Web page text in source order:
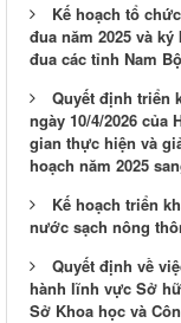
Kế hoạch tổ
đua năm 2025 và
đua các tỉnh Nam Bộ
Quyết định triển
ngày 10/4/2026 của
gian thực hiện và
hoạch năm 2025
Kế hoạch triển
nước sạch nông
Quyết định về
hành lĩnh vực Sở
Sở Khoa học và